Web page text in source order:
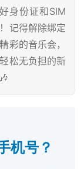
身份证和SIM
记得解除绑定
彩的音乐会，
松无负担的新
机号？